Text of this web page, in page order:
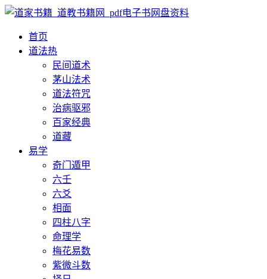
首页
道法热
民间道术
茅山法术
道法符咒
治病驱邪
百家经典
道藏
易学
奇门遁甲
六壬
六爻
相面
四柱八字
命理学
梅花易数
紫微斗数